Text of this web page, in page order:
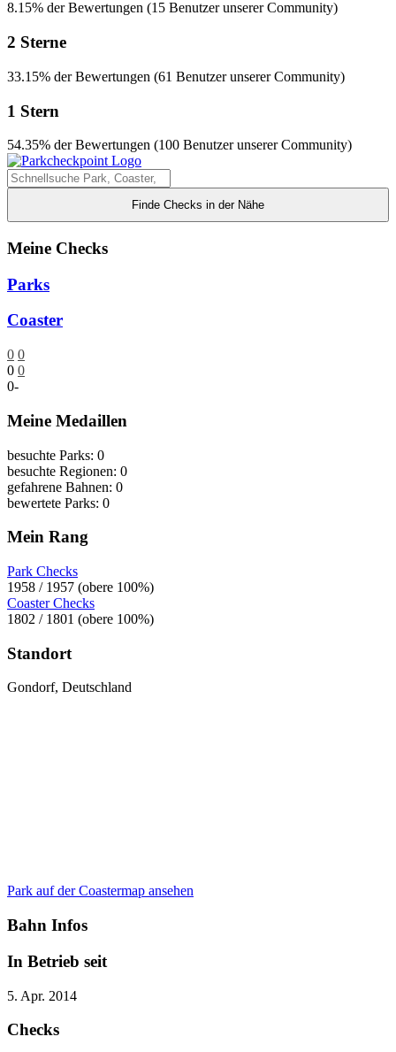
8.15% der Bewertungen (15 Benutzer unserer Community)
2 Sterne
33.15% der Bewertungen (61 Benutzer unserer Community)
1 Stern
54.35% der Bewertungen (100 Benutzer unserer Community)
Finde Checks in der Nähe
Meine Checks
Parks
Coaster
0 0
0 0
0-
Meine Medaillen
besuchte Parks: 0
besuchte Regionen: 0
gefahrene Bahnen: 0
bewertete Parks: 0
Mein Rang
Park Checks
1958 / 1957 (obere 100%)
Coaster Checks
1802 / 1801 (obere 100%)
Standort
Gondorf, Deutschland
Park auf der Coastermap ansehen
Bahn Infos
In Betrieb seit
5. Apr. 2014
Checks